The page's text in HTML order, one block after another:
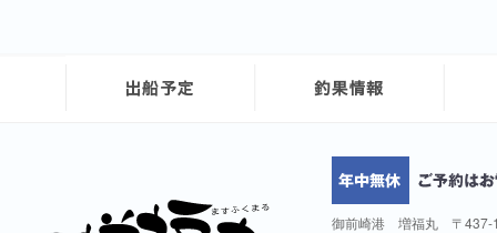
御前崎港 増福丸 〒437-